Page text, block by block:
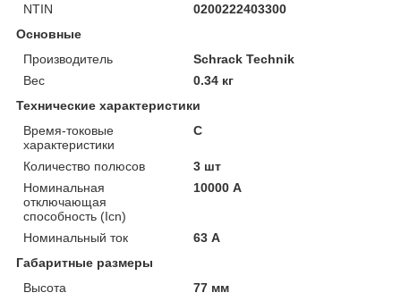
NTIN
0200222403300
Основные
Производитель
Schrack Technik
Вес
0.34 кг
Технические характеристики
Время-токовые
характеристики
C
Количество полюсов
3 шт
Номинальная
отключающая
способность (Icn)
10000 А
Номинальный ток
63 А
Габаритные размеры
Высота
77 мм